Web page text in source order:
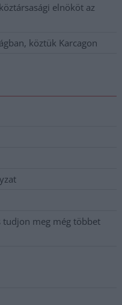
elnököt az
köztük Karcagon
meg még többet